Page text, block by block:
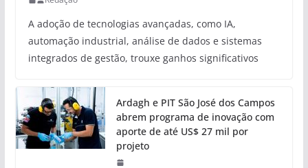
A adoção de tecnologias avançadas, como IA,
automação industrial, análise de dados e sistemas
integrados de gestão, trouxe ganhos significativos
Ardagh e PIT São José dos Campos
abrem programa de inovação com
aporte de até US$ 27 mil por
projeto